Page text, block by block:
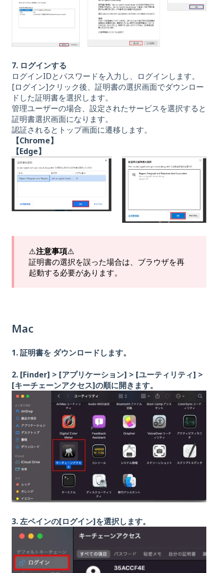
7. ログインする
ログインIDとパスワードを入力し、ログインします。
[ログイン]クリック後、証明書の選択画面でダウンロー
ドした証明書を選択します。
管理ユーザーの場合、設定されたサービスを選択すると
証明書選択画面になります。
認証されるとトップ画面に遷移します。
【Chrome】
【Edge】
⚠️注意事項⚠️
証明書の選択を誤った場合は、ブラウザを再
起動する必要があります。
Mac
1. 証明書を ダウンロードします。
2. [Finder] > [アプリケーション] > [ユーティリティ] >
[キーチェーンアクセス]の順に開きます。
3. 左ペインの[ログイン]を選択します。